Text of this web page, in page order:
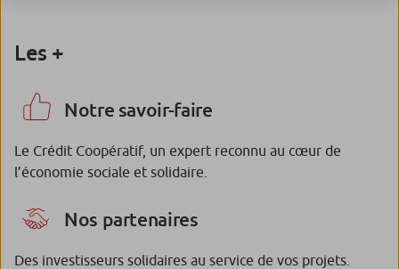
Les +
Notre savoir-faire
Le Crédit Coopératif, un expert reconnu au cœur de
l’économie sociale et solidaire.
Nos partenaires
Des investisseurs solidaires au service de vos projets.